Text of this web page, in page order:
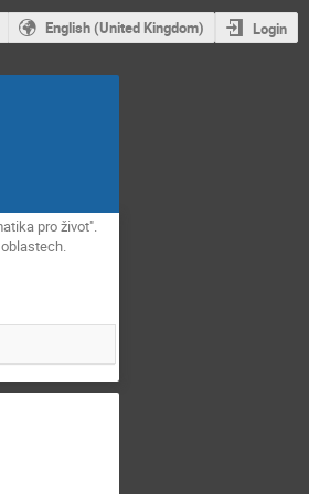
English (United Kingdom) Login
pro život".